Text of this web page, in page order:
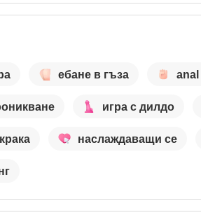
ебане в гъза
игра с дилдо
наслаждаващи се